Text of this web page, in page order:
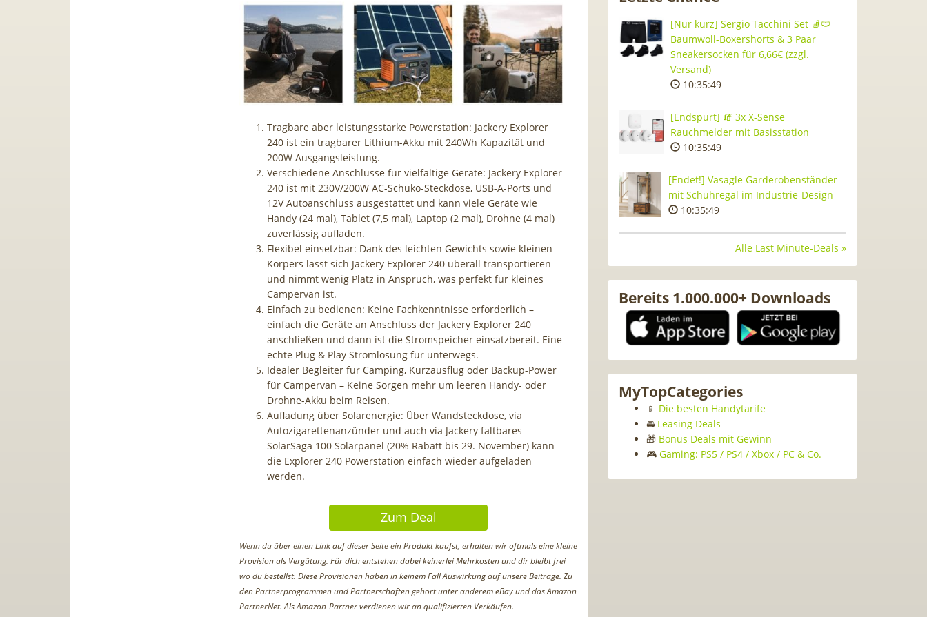
Tragbare aber leistungsstarke Powerstation: Jackery Explorer
240 ist ein tragbarer Lithium-Akku mit 240Wh Kapazität und
200W Ausgangsleistung.
Verschiedene Anschlüsse für vielfältige Geräte: Jackery Explorer
240 ist mit 230V/200W AC-Schuko-Steckdose, USB-A-Ports und
12V Autoanschluss ausgestattet und kann viele Geräte wie
Handy (24 mal), Tablet (7,5 mal), Laptop (2 mal), Drohne (4 mal)
zuverlässig aufladen.
Flexibel einsetzbar: Dank des leichten Gewichts sowie kleinen
Körpers lässt sich Jackery Explorer 240 überall transportieren
und nimmt wenig Platz in Anspruch, was perfekt für kleines
Campervan ist.
Einfach zu bedienen: Keine Fachkenntnisse erforderlich –
einfach die Geräte an Anschluss der Jackery Explorer 240
anschließen und dann ist die Stromspeicher einsatzbereit. Eine
echte Plug & Play Stromlösung für unterwegs.
Idealer Begleiter für Camping, Kurzausflug oder Backup-Power
für Campervan – Keine Sorgen mehr um leeren Handy- oder
Drohne-Akku beim Reisen.
Aufladung über Solarenergie: Über Wandsteckdose, via
Autozigarettenanzünder und auch via Jackery faltbares
SolarSaga 100 Solarpanel (20% Rabatt bis 29. November) kann
die Explorer 240 Powerstation einfach wieder aufgeladen
werden.
Zum Deal
Wenn du über einen Link auf dieser Seite ein Produkt kaufst, erhalten wir oftmals eine kleine
Provision als Vergütung. Für dich entstehen dabei keinerlei Mehrkosten und dir bleibt frei
wo du bestellst. Diese Provisionen haben in keinem Fall Auswirkung auf unsere Beiträge. Zu
den Partnerprogrammen und Partnerschaften gehört unter anderem eBay und das Amazon
PartnerNet. Als Amazon-Partner verdienen wir an qualifizierten Verkäufen.
[Nur kurz] Sergio Tacchini Set 🧦🩲
Baumwoll-Boxershorts & 3 Paar
Sneakersocken für 6,66€ (zzgl.
Versand)
10:35:48
[Endspurt] 🧯 3x X-Sense
Rauchmelder mit Basisstation
10:35:48
[Endet!] Vasagle Garderobenständer
mit Schuhregal im Industrie-Design
10:35:48
Alle Last Minute-Deals »
Bereits 1.000.000+ Downloads
MyTopCategories
📱 Die besten Handytarife
🚘 Leasing Deals
🎁 Bonus Deals mit Gewinn
🎮 Gaming: PS5 / PS4 / Xbox / PC & Co.